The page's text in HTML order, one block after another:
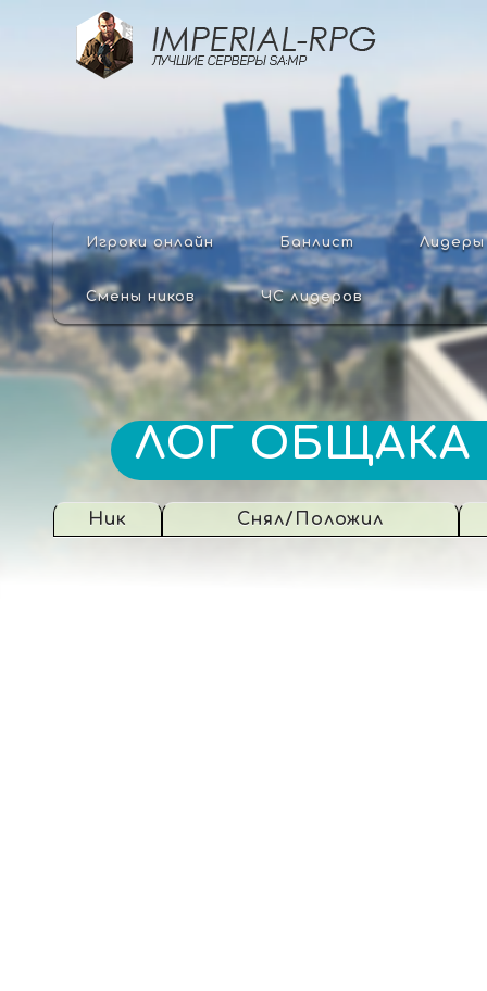
Игроки онлайн Банлист Лидеры
Смены ников ЧС лидеров
ЛОГ ОБЩАКА
Ник Снял/Положил